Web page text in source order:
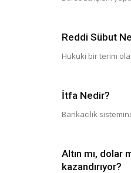
Reddi Sübut
Hukuki bir terim
İtfa Nedir?
Bankacılık
Altın mı, dolar
kazandırıyor?